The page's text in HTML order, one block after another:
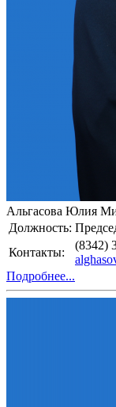
Альгасова Юлия
Должность:
Контакты:
(8342)
Подробнее...